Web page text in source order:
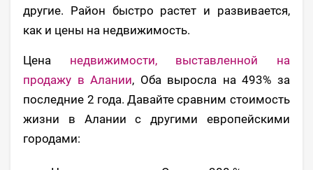
другие. Район быстро растет и развивается,
как и цены на недвижимость.
Цена недвижимости, выставленной на
продажу в Алании, Оба выросла на 493% за
последние 2 года. Давайте сравним стоимость
жизни в Алании с другими европейскими
городами: